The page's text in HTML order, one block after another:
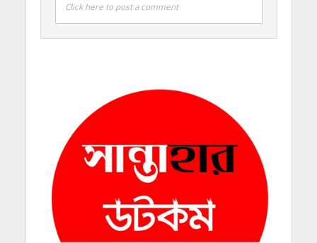
Click here to post a comment